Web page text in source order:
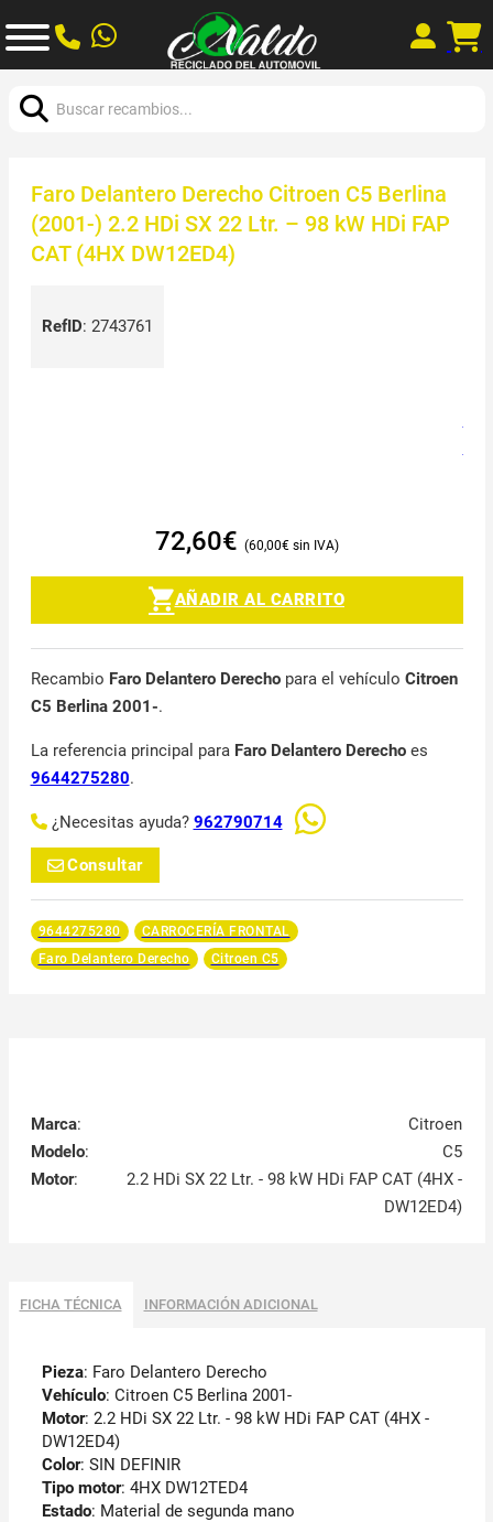
Faro Delantero Derecho Citroen C5 Berlina
(2001-) 2.2 HDi SX 22 Ltr. – 98 kW HDi FAP
CAT (4HX DW12ED4)
RefID: 2743761
72,60€ 60,00€
AÑADIR AL CARRITO
Recambio Faro Delantero Derechopara el vehículo Citroen
C5 Berlina 2001-.
La referencia principal para Faro Delantero Derechoes
9644275280.
¿Necesitas ayuda? 962790714
Consultar
9644275280
CARROCERÍA FRONTAL
Faro Delantero Derecho
Citroen C5
Marca:
Citroen
Modelo:
C5
Motor:
2.2 HDi SX 22 Ltr. - 98 kW HDi FAP CAT (4HX -
DW12ED4)
FICHA TÉCNICA INFORMACIÓN ADICIONAL
Pieza: Faro Delantero Derecho
Vehículo: Citroen C5 Berlina 2001-
Motor: 2.2 HDi SX 22 Ltr. - 98 kW HDi FAP CAT (4HX -
DW12ED4)
Color: SIN DEFINIR
Tipo motor: 4HX DW12TED4
Estado: Material de segunda mano